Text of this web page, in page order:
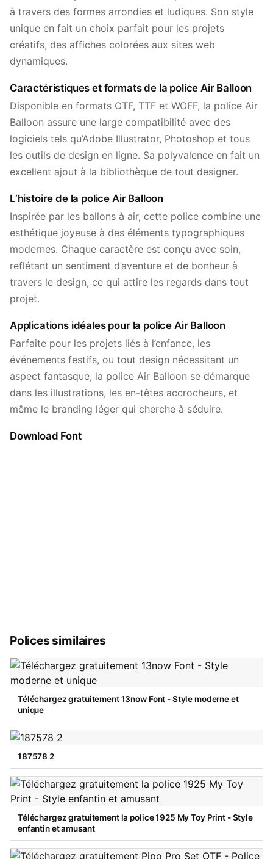
à travers des formes arrondies et ludiques. Son style
unique en fait un choix parfait pour les projets
créatifs, des affiches colorées aux sites web
dynamiques.
Caractéristiques et formats de la police Air Balloon
Disponible en formats OTF, TTF et WOFF, la police Air
Balloon assure une large compatibilité avec des
logiciels tels qu’Adobe Illustrator, Photoshop et tous
les outils de design en ligne. Sa polyvalence en fait un
excellent ajout à la bibliothèque de tout designer.
L’histoire de la police Air Balloon
Inspirée par les ballons à air, cette police combine une
esthétique joyeuse à des éléments typographiques
modernes. Chaque caractère est conçu avec soin,
reflétant un sentiment d’aventure et de bonheur à
travers le design, ce qui attire les regards dans tout
projet.
Applications idéales pour la police Air Balloon
Parfaite pour les projets liés à l’enfance, les
événements festifs, ou tout design nécessitant un
aspect fantasque, la police Air Balloon se démarque
dans les illustrations, les en-têtes accrocheurs, et
même le branding léger qui cherche à séduire.
Download Font
Polices similaires
Téléchargez gratuitement 13now Font - Style moderne et
unique
187578 2
Téléchargez gratuitement la police 1925 My Toy Print - Style
enfantin et amusant